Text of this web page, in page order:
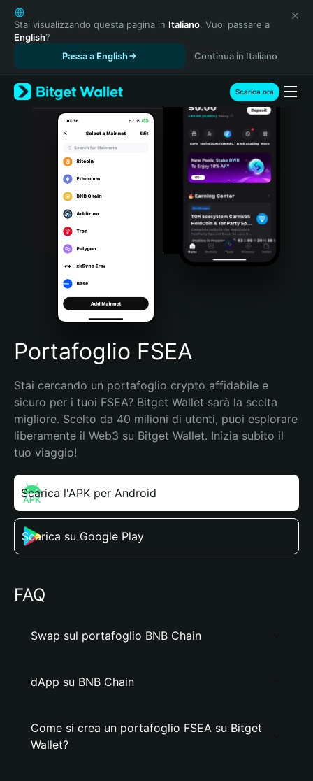
English
日本語
Tiếng Việt
Español (Latinoamérica)
Türkçe
Italiano
Português (Portugal)
Bahasa Indonesia
Português (Brasil)
Español (Argentina)
Stai visualizzando questa pagina in Italiano. Vuoi passare a
English?
Passa a English
Continua in Italiano
Scarica ora
Portafoglio FSEA
Stai cercando un portafoglio crypto affidabile e
sicuro per i tuoi FSEA? Bitget Wallet sarà la scelta
migliore. Scelto da 40 milioni di utenti, puoi esplorare
liberamente il Web3 su Bitget Wallet. Inizia subito il
tuo viaggio!
Scarica l'APK per Android
Scarica su Google Play
FAQ
Swap sul portafoglio BNB Chain
dApp su BNB Chain
Come si crea un portafoglio FSEA su Bitget
Wallet?